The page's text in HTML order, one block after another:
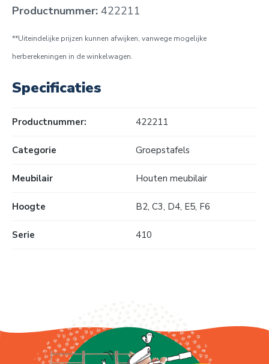
Productnummer: 422211
**Uiteindelijke prijzen kunnen afwijken, vanwege mogelijke
herberekeningen in de winkelwagen.
Specificaties
Productnummer: 422211
Categorie Groepstafels
Meubilair Houten meubilair
Hoogte B2, C3, D4, E5, F6
Serie 410